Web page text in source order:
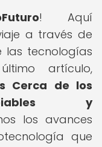
! Aquí
a través de
las tecnologías
artículo,
Cerca de los
y
los avances
que